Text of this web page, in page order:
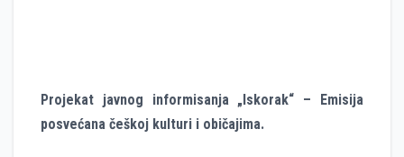
Projekat javnog informisanja „Iskorak“ – Emisija
posvećana češkoj kulturi i običajima.